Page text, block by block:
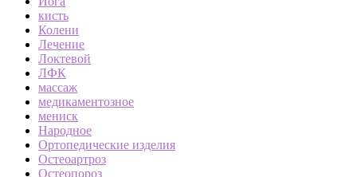
кисть
Колени
Лечение
Локтевой
ЛФК
массаж
медикаментозное
мениск
Народное
Ортопедические изделия
Остеоартроз
Остеопороз